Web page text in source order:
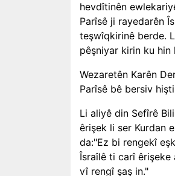
hevdîtinên
Parîsê ji rayedarên
teşwîqkirinê berde.
pêşniyar kirin ku
Wezaretên Karên
Parîsê bê bersiv
Li aliyê din Sefîrê
êrişek li ser Kurdan
da:"Ez bi rengekî
Îsraîlê ti carî êrişeke
vî rengî şaş in."